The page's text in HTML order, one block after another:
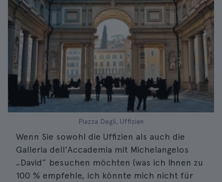
Piazza Degli, Uffizien
Wenn Sie sowohl die Uffizien als auch die
Galleria dell'Accademia mit Michelangelos
„David” besuchen möchten (was ich Ihnen zu
100 % empfehle, ich könnte mich nicht für